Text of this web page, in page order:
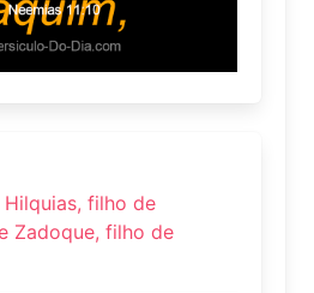
filho de
Zadoque, filho de